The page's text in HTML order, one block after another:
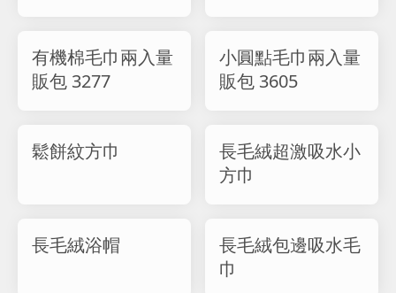
有機棉毛巾兩入量
販包 3277
小圓點毛巾兩入量
販包 3605
鬆餅紋方巾
長毛絨超激吸水小
方巾
長毛絨浴帽
長毛絨包邊吸水毛
巾